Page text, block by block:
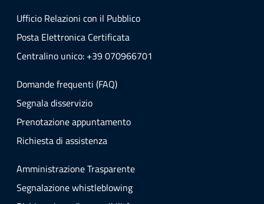
Ufficio Relazioni con il Pubblico
Posta Elettronica Certificata
Centralino unico: +39 070966701
Domande frequenti (FAQ)
Segnala disservizio
Prenotazione appuntamento
Richiesta di assistenza
Amministrazione Trasparente
Segnalazione whistleblowing